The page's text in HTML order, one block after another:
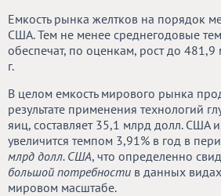
Емкость рынка желтков на порядок
США. Тем не менее среднегодовые
обеспечат, по оценкам, рост до
г.
В целом емкость мирового рынка
результате применения технологий
яиц, составляет 35,1 млрд долл. США
увеличится темпом 3,91% в год в
млрд долл. США, что определенно
большой потребности в данных
мировом масштабе.